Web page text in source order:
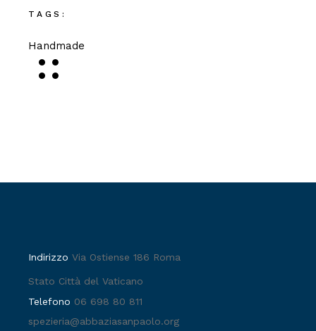
TAGS:
Handmade
IndirizzoVia Ostiense 186 Roma
Stato Città del Vaticano
Telefono 06 698 80 811
spezieria@abbaziasanpaolo.org